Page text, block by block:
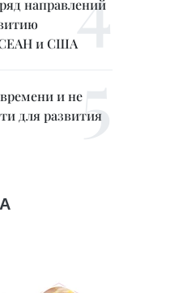
направлений
и США
и не
для развития